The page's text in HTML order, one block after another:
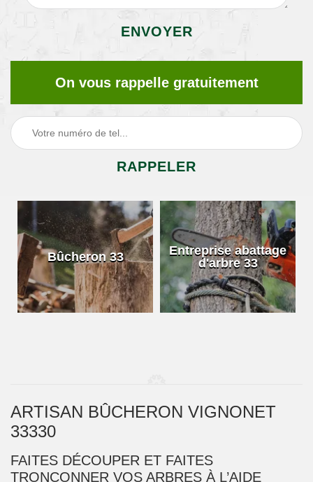
On vous rappelle gratuitement
Bûcheron 33
Entreprise abattage
d'arbre 33
ARTISAN BÛCHERON VIGNONET
33330
FAITES DÉCOUPER ET FAITES
TRONÇONNER VOS ARBRES À L’AIDE